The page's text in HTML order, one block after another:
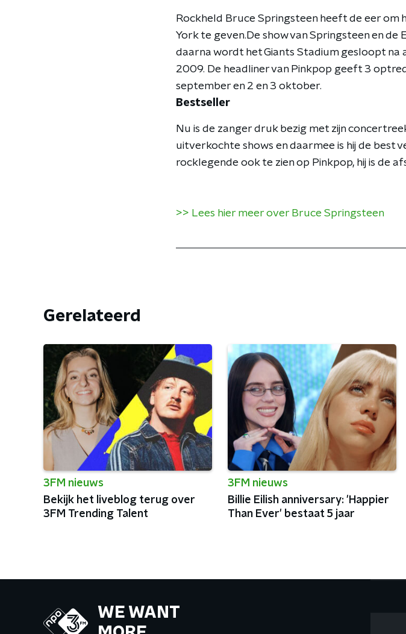
Rockheld Bruce Springsteen heeft de eer om
York te geven.De show van Springsteen en
daarna wordt het Giants Stadium gesloopt na
2009. De headliner van Pinkpop geeft 3
september en 2 en 3 oktober.
Bestseller
Nu is de zanger druk bezig met zijn
uitverkochte shows en daarmee is hij de best
rocklegende ook te zien op Pinkpop, hij is de
>> Lees hier meer over Bruce Springsteen
Gerelateerd
3FM nieuws
Bekijk het liveblog terug over
3FM Trending Talent
3FM nieuws
Billie Eilish anniversary: 'Happier
Than Ever' bestaat 5 jaar
WE WANT